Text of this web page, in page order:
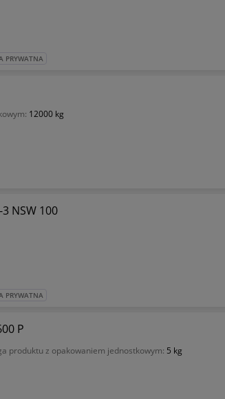
PRYWATNA
12000 kg
NSW 100
PRYWATNA
P
produktu z opakowaniem jednostkowym: 5 kg